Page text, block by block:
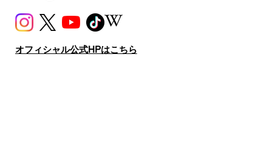
オフィシャル公式HPはこちら